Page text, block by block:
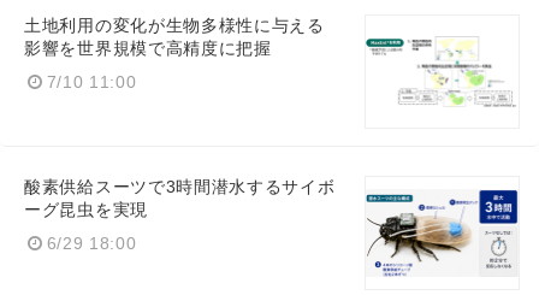
土地利用の変化が生物多様性に与える
影響を世界規模で高精度に把握
7/10 11:00
酸素供給スーツで3時間潜水するサイボ
ーグ昆虫を実現
6/29 18:00